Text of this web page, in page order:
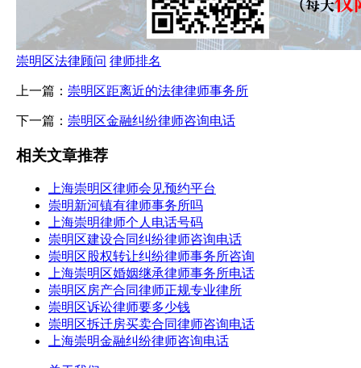
崇明区法律顾问 律师排名
上一篇： 崇明区距离近的法律律师事务所
下一篇： 崇明区金融纠纷律师咨询电话
相关文章推荐
上海崇明区律师会见预约平台
崇明新河镇有律师事务所吗
上海崇明律师个人电话号码
崇明区建设合同纠纷律师咨询电话
崇明区股权转让纠纷律师事务所咨询
上海崇明区婚姻继承律师事务所电话
崇明区房产合同律师正规专业律所
崇明区诉讼律师要多少钱
崇明区拆迁房买卖合同律师咨询电话
上海崇明金融纠纷律师咨询电话